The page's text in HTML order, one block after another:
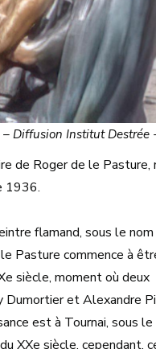
Diffusion Institut Destrée
de Roger de le Pasture,
1936.
flamand, sous le
Pasture commence à
siècle, moment où deux
Dumortier et Alexandre
est à Tournai, sous le
XXe siècle, cependant,